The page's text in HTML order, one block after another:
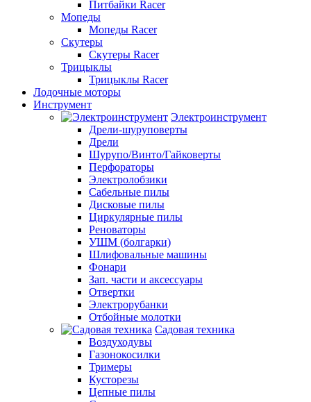
Питбайки Racer
Мопеды
Мопеды Racer
Скутеры
Скутеры Racer
Трицыклы
Трицыклы Racer
Лодочные моторы
Инструмент
Электроинструмент
Дрели-шуруповерты
Дрели
Шурупо/Винто/Гайковерты
Перфораторы
Электролобзики
Сабельные пилы
Дисковые пилы
Циркулярные пилы
Реноваторы
УШМ (болгарки)
Шлифовальные машины
Фонари
Зап. части и аксессуары
Отвертки
Электрорубанки
Отбойные молотки
Садовая техника
Воздуходувы
Газонокосилки
Тримеры
Кусторезы
Цепные пилы